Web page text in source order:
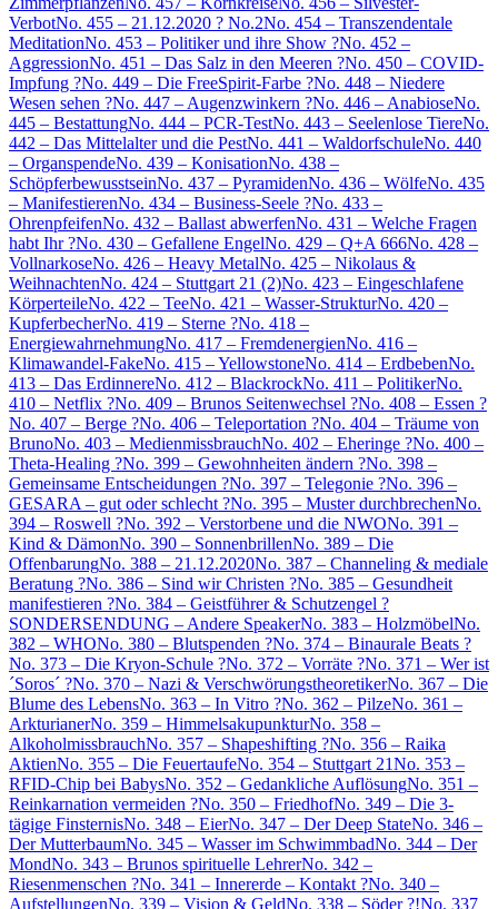
VerbotNo. 455 – 21.12.2020 ? No.2No. 454 – Transzendentale
MeditationNo. 453 – Politiker und ihre Show ?No. 452 –
AggressionNo. 451 – Das Salz in den Meeren ?No. 450 – COVID-
Impfung ?No. 449 – Die FreeSpirit-Farbe ?No. 448 – Niedere
Wesen sehen ?No. 447 – Augenzwinkern ?No. 446 – AnabioseNo.
445 – BestattungNo. 444 – PCR-TestNo. 443 – Seelenlose TiereNo.
442 – Das Mittelalter und die PestNo. 441 – WaldorfschuleNo. 440
– OrganspendeNo. 439 – KonisationNo. 438 –
SchöpferbewusstseinNo. 437 – PyramidenNo. 436 – WölfeNo. 435
– ManifestierenNo. 434 – Business-Seele ?No. 433 –
OhrenpfeifenNo. 432 – Ballast abwerfenNo. 431 – Welche Fragen
habt Ihr ?No. 430 – Gefallene EngelNo. 429 – Q+A 666No. 428 –
VollnarkoseNo. 426 – Heavy MetalNo. 425 – Nikolaus &
WeihnachtenNo. 424 – Stuttgart 21 (2)No. 423 – Eingeschlafene
KörperteileNo. 422 – TeeNo. 421 – Wasser-StrukturNo. 420 –
KupferbecherNo. 419 – Sterne ?No. 418 –
EnergiewahrnehmungNo. 417 – FremdenergienNo. 416 –
Klimawandel-FakeNo. 415 – YellowstoneNo. 414 – ErdbebenNo.
413 – Das ErdinnereNo. 412 – BlackrockNo. 411 – PolitikerNo.
410 – Netflix ?No. 409 – Brunos Seitenwechsel ?No. 408 – Essen ?
No. 407 – Berge ?No. 406 – Teleportation ?No. 404 – Träume von
BrunoNo. 403 – MedienmissbrauchNo. 402 – Eheringe ?No. 400 –
Theta-Healing ?No. 399 – Gewohnheiten ändern ?No. 398 –
Gemeinsame Entscheidungen ?No. 397 – Telegonie ?No. 396 –
GESARA – gut oder schlecht ?No. 395 – Muster durchbrechenNo.
394 – Roswell ?No. 392 – Verstorbene und die NWONo. 391 –
Kind & DämonNo. 390 – SonnenbrillenNo. 389 – Die
OffenbarungNo. 388 – 21.12.2020No. 387 – Channeling & mediale
Beratung ?No. 386 – Sind wir Christen ?No. 385 – Gesundheit
manifestieren ?No. 384 – Geistführer & Schutzengel ?
SONDERSENDUNG – Andere SpeakerNo. 383 – HolzmöbelNo.
382 – WHONo. 380 – Blutspenden ?No. 374 – Binaurale Beats ?
No. 373 – Die Kryon-Schule ?No. 372 – Vorräte ?No. 371 – Wer ist
´Soros´ ?No. 370 – Nazi & VerschwörungstheoretikerNo. 367 – Die
Blume des LebensNo. 363 – In Vitro ?No. 362 – PilzeNo. 361 –
ArkturianerNo. 359 – HimmelsakupunkturNo. 358 –
AlkoholmissbrauchNo. 357 – Shapeshifting ?No. 356 – Raika
AktienNo. 355 – Die FeuertaufeNo. 354 – Stuttgart 21No. 353 –
RFID-Chip bei BabysNo. 352 – Gedankliche AuflösungNo. 351 –
Reinkarnation vermeiden ?No. 350 – FriedhofNo. 349 – Die 3-
tägige FinsternisNo. 348 – EierNo. 347 – Der Deep StateNo. 346 –
Der MutterbaumNo. 345 – Wasser im SchwimmbadNo. 344 – Der
MondNo. 343 – Brunos spirituelle LehrerNo. 342 –
Riesenmenschen ?No. 341 – Innererde – Kontakt ?No. 340 –
AufstellungenNo. 339 – Vision & GeldNo. 338 – Söder ?!No. 337